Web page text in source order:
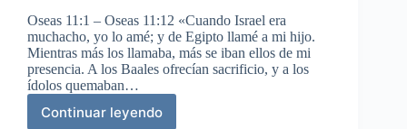
Oseas 11:1 – Oseas 11:12 «Cuando Israel era
muchacho, yo lo amé; y de Egipto llamé a mi hijo.
Mientras más los llamaba, más se iban ellos de mi
presencia. A los Baales ofrecían sacrificio, y a los
ídolos quemaban…
Continuar leyendo
Dios